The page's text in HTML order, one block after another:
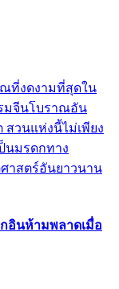
ที่งดงามที่สุดใน
รมจีนโบราณอัน
วนแห่งนี้ไม่เพียง
นมรดกทาง
าสตร์อันยาวนาน
กอินห้ามพลาดเมื่อ